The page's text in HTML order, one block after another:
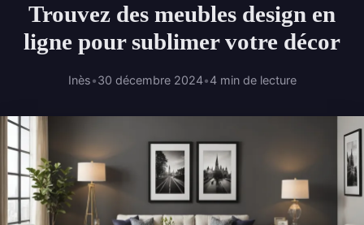
Trouvez des meubles design en
ligne pour sublimer votre décor
Inès•30 décembre 2024•4 min de lecture